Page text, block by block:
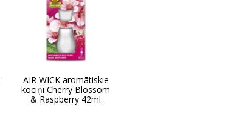
AIR WICK aromātiskie
kociņi Cherry Blossom
& Raspberry 42ml